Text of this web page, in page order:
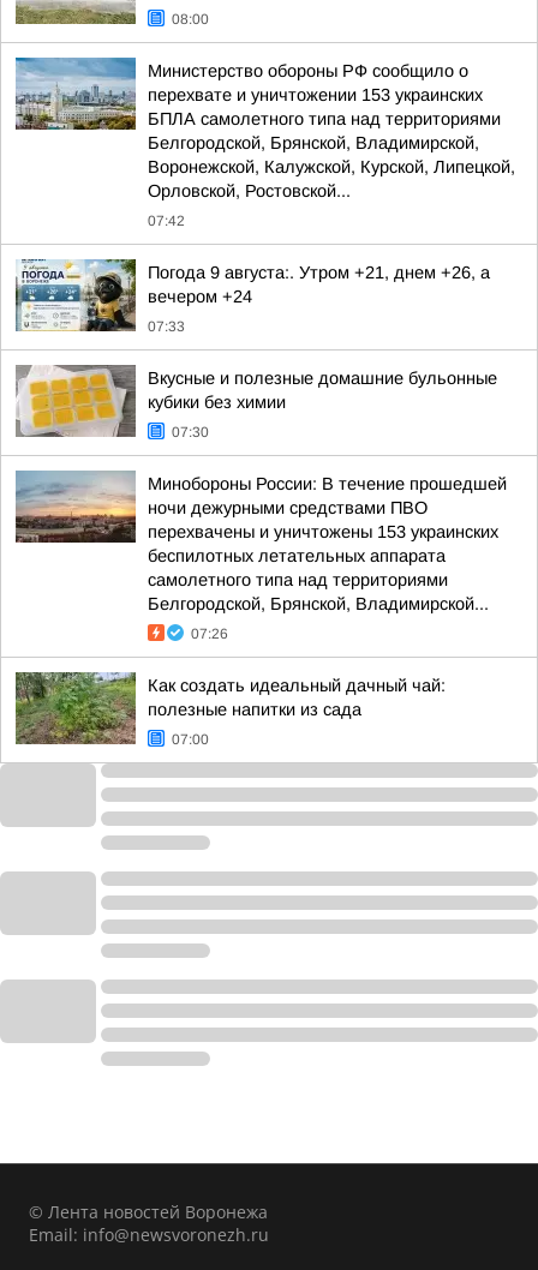
08:00
Министерство обороны РФ сообщило о
перехвате и уничтожении 153 украинских
БПЛА самолетного типа над территориями
Белгородской, Брянской, Владимирской,
Воронежской, Калужской, Курской, Липецкой,
Орловской, Ростовской...
07:42
Погода 9 августа:. Утром +21, днем +26, а
вечером +24
07:33
Вкусные и полезные домашние бульонные
кубики без химии
07:30
Минобороны России: В течение прошедшей
ночи дежурными средствами ПВО
перехвачены и уничтожены 153 украинских
беспилотных летательных аппарата
самолетного типа над территориями
Белгородской, Брянской, Владимирской...
07:26
Как создать идеальный дачный чай:
полезные напитки из сада
07:00
© Лента новостей Воронежа
Email: info@newsvoronezh.ru